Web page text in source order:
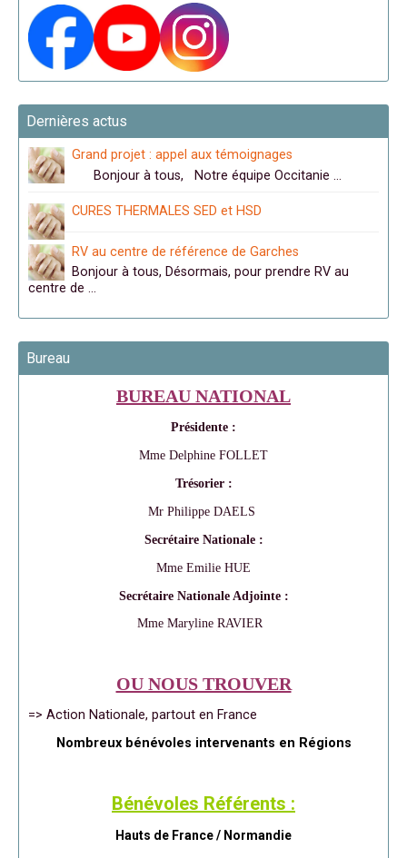
Dernières actus
Grand projet : appel aux témoignages
Bonjour à tous, Notre équipe Occitanie …
CURES THERMALES SED et HSD
RV au centre de référence de Garches
Bonjour à tous, Désormais, pour prendre RV au
centre de …
Bureau
BUREAU NATIONAL
Présidente :
Mme Delphine FOLLET
Trésorier :
Mr Philippe DAELS
Secrétaire Nationale :
Mme Emilie HUE
Secrétaire Nationale Adjointe :
Mme Maryline RAVIER
OU NOUS TROUVER
=> Action Nationale, partout en France
Nombreux bénévoles intervenants en Régions
Bénévoles Référents :
Hauts de France / Normandie